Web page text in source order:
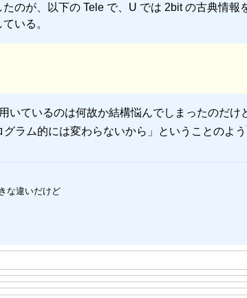
のが、以下の Tele で、U では 2bit の古典情報
いる。
いているのは何故か結構悩んでしまったのだけ
ラム的には変わらないから」ということのよう
な違いだけど